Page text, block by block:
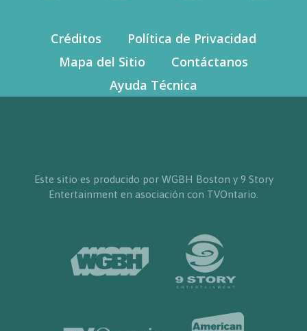
Créditos
Política de Privacidad
Mapa del Sitio
Contáctanos
Ayuda Técnica
Este sitio es producido por WGBH Boston y 9 Story
Entertainment en asociación con TVOntario.